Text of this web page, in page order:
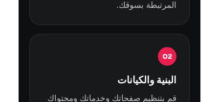
المرتبطة بسوقك.
02
البنية والكيانات
قم بتنظيم صفحاتك وخدماتك ومحتواك